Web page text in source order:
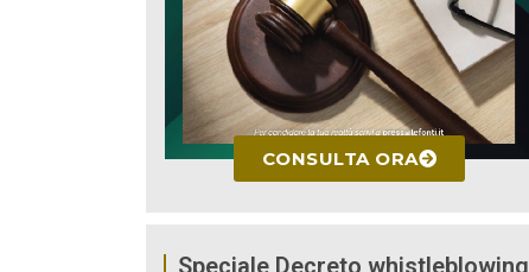
CONSULTA ORA
Speciale Decreto whistleblowing